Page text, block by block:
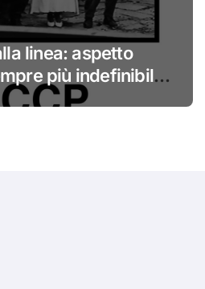
linea: aspetto
più indefinibile